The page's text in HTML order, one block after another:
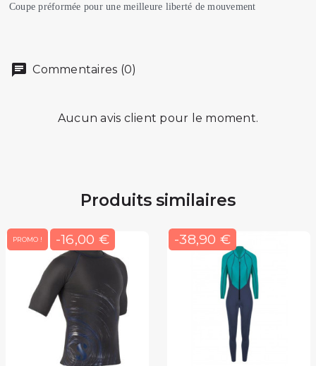
Coupe préformée pour une meilleure liberté de mouvement
Commentaires (0)
Aucun avis client pour le moment.
Produits similaires
PROMO ! -16,00 € -38,90 €